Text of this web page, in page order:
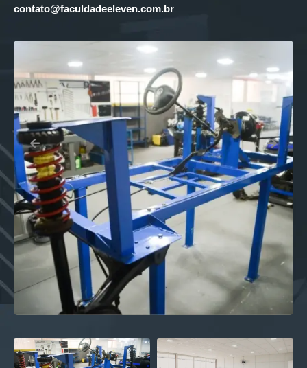
contato@faculdadeeleven.com.br